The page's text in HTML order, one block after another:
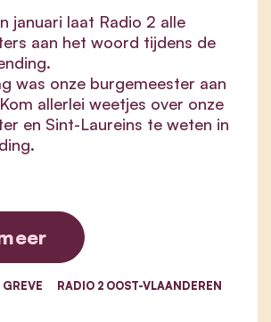
januari laat Radio 2 alle
aan het woord tijdens de
was onze burgemeester aan
allerlei weetjes over onze
en Sint-Laureins te weten in
RADIO 2 OOST-VLAANDEREN